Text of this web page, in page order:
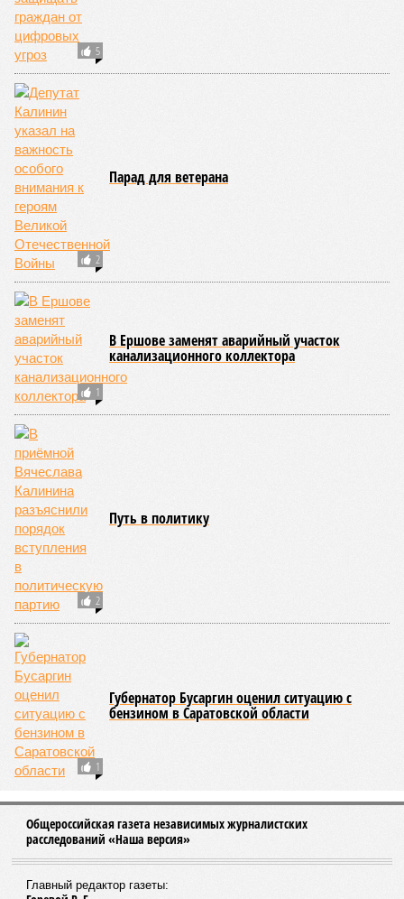
5
2
Парад для ветерана
1
В Ершове заменят аварийный участок
канализационного коллектора
2
Путь в политику
1
Губернатор Бусаргин оценил ситуацию с
бензином в Саратовской области
Общероссийская газета независимых журналистских
расследований «Наша версия»
Главный редактор газеты: